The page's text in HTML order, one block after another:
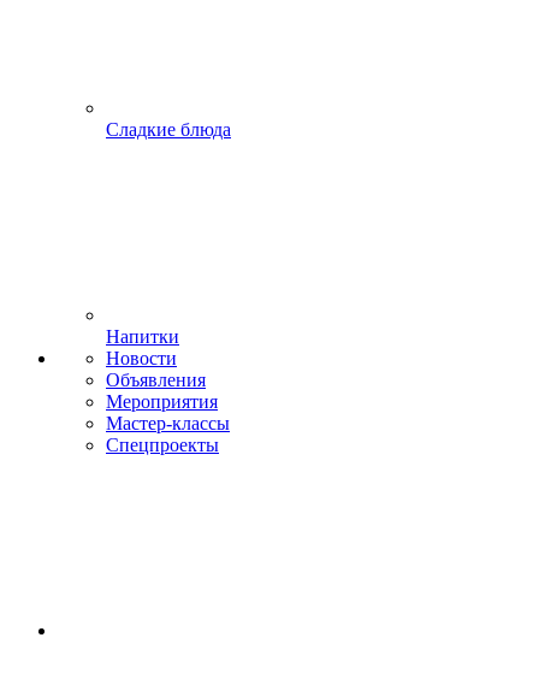
Сладкие блюда
Напитки
Новости
Объявления
Мероприятия
Мастер-классы
Спецпроекты